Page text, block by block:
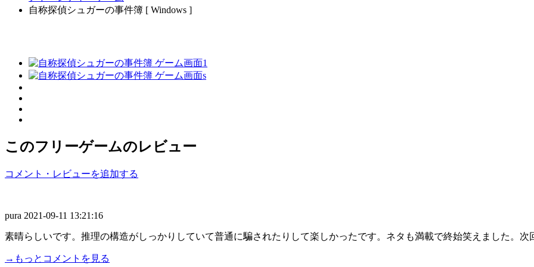
自称探偵シュガーの事件簿 [ Windows ]
このフリーゲームのレビュー
コメント・レビューを追加する
pura 2021-09-11 13:21:16
素晴らしいです。推理の構造がしっかりしていて普通に騙されたりして楽しかったです。ネタも満載で終始笑えました。次
→もっとコメントを見る